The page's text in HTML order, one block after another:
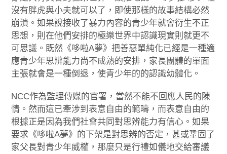
沒有胖虎與小夫就可以了，即使那樣的故事結構必然
崩潰。如果說接收了暴力內容的青少年就會衍生不正
思想，則在他們安排的極樂世界中認識現實則就更不
可思議。既然《哆啦A夢》把善惡單純化已經是一種適
應青少年思辨能力尚不成熟的安排，家長團體的單面
主張就會是一種倒退，使青少年的的認識幼體化。
NCC作為監理傳媒的官署，當然不能不回應人民的陳
情。然而這已牽涉到表意自由的範疇，而表意自由的
根據正是因為我們社會共同對思辨能力有信心。如果
要求《哆啦A夢》的下架是對思辨的否定，甚或鞏固了
家父長對青少年威權，那麼只是行禮如儀地交給審議